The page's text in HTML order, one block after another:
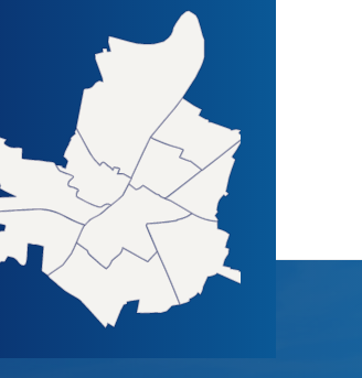
DE LA VILLE D'ANGERS